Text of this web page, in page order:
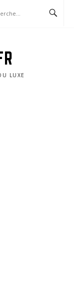
LUXE